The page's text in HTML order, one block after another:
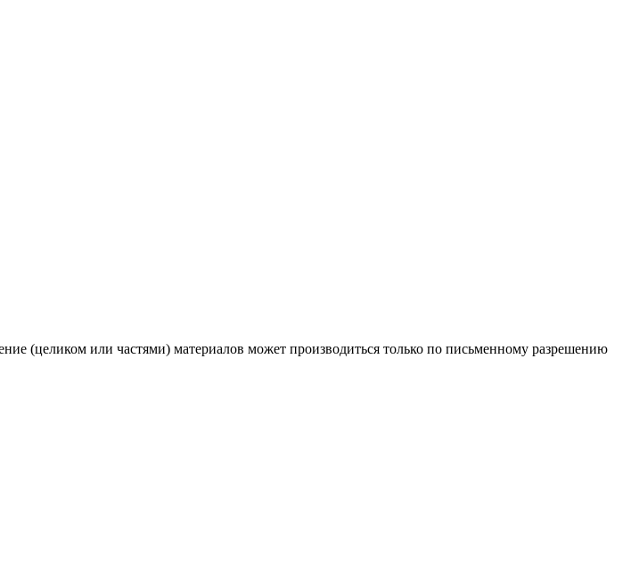
(целиком или частями) материалов может производиться только по письменному разрешению